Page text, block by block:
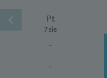
Pt
7 sie
-
-